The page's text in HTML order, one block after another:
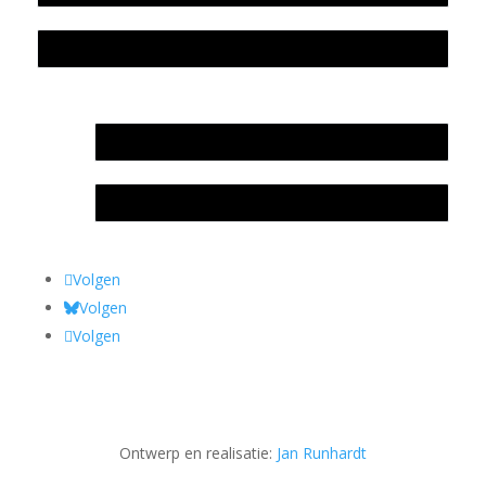
Volgen
Volgen
Volgen
Ontwerp en realisatie: Jan Runhardt